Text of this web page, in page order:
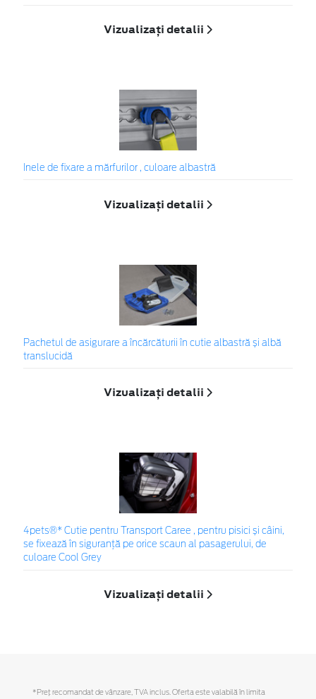
Vizualizați detalii
Inele de fixare a mărfurilor , culoare albastră
Vizualizați detalii
Pachetul de asigurare a încărcăturii în cutie albastră și albă
translucidă
Vizualizați detalii
4pets®* Cutie pentru Transport Caree , pentru pisici și câini,
se fixează în siguranță pe orice scaun al pasagerului, de
culoare Cool Grey
Vizualizați detalii
*Preţ recomandat de vânzare, TVA inclus. Oferta este valabilă în limita